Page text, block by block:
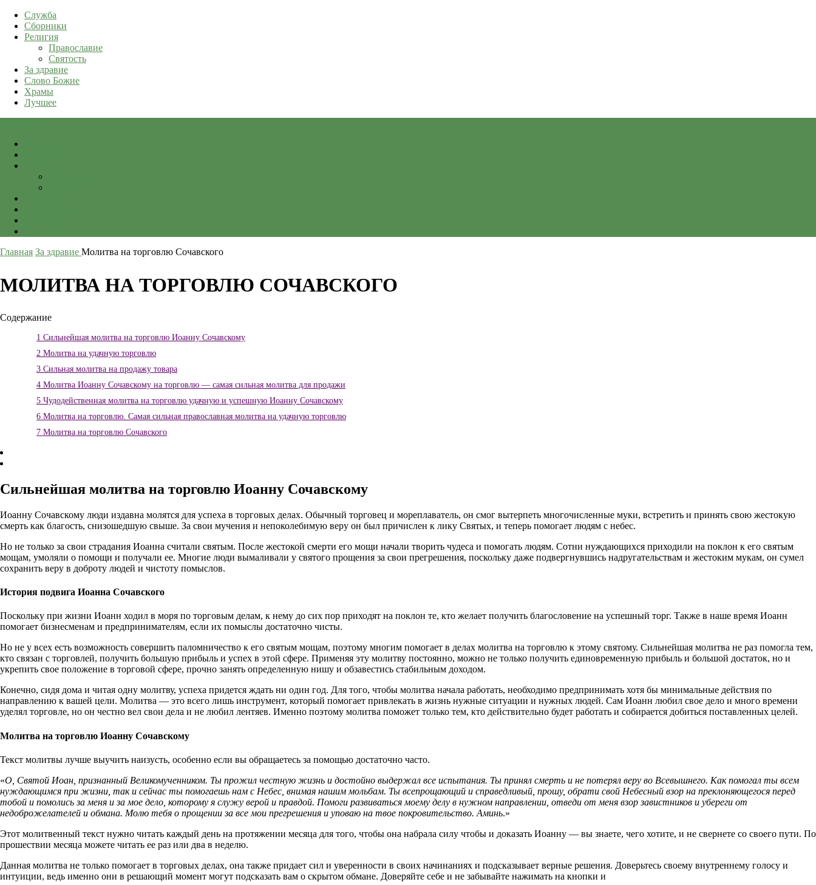
Служба
Сборники
Религия
Православие
Святость
За здравие
Слово Божие
Храмы
Лучшее
Главная За здравие Молитва на торговлю Сочавского
МОЛИТВА НА ТОРГОВЛЮ СОЧАВСКОГО
Содержание
1 Сильнейшая молитва на торговлю Иоанну Сочавскому
2 Молитва на удачную торговлю
3 Сильная молитва на продажу товара
4 Молитва Иоанну Сочавскому на торговлю — самая сильная молитва для продажи
5 Чудодейственная молитва на торговлю удачную и успешную Иоанну Сочавскому
6 Молитва на торговлю. Самая сильная православная молитва на удачную торговлю
7 Молитва на торговлю Сочавского
Сильнейшая молитва на торговлю Иоанну Сочавскому
Иоанну Сочавскому люди издавна молятся для успеха в торговых делах. Обычный торговец и мореплаватель, он смог вытерпеть многочисленные муки, встретить и принять свою жестокую
смерть как благость, снизошедшую свыше. За свои мучения и непоколебимую веру он был причислен к лику Святых, и теперь помогает людям с небес.
Но не только за свои страдания Иоанна считали святым. После жестокой смерти его мощи начали творить чудеса и помогать людям. Сотни нуждающихся приходили на поклон к его святым
мощам, умоляли о помощи и получали ее. Многие люди вымаливали у святого прощения за свои прегрешения, поскольку даже подвергнувшись надругательствам и жестоким мукам, он сумел
сохранить веру в доброту людей и чистоту помыслов.
История подвига Иоанна Сочавского
Поскольку при жизни Иоанн ходил в моря по торговым делам, к нему до сих пор приходят на поклон те, кто желает получить благословение на успешный торг. Также в наше время Иоанн
помогает бизнесменам и предпринимателям, если их помыслы достаточно чисты.
Но не у всех есть возможность совершить паломничество к его святым мощам, поэтому многим помогает в делах молитва на торговлю к этому святому. Сильнейшая молитва не раз помогла тем,
кто связан с торговлей, получить большую прибыль и успех в этой сфере. Применяя эту молитву постоянно, можно не только получить единовременную прибыль и большой достаток, но и
укрепить свое положение в торговой сфере, прочно занять определенную нишу и обзавестись стабильным доходом.
Конечно, сидя дома и читая одну молитву, успеха придется ждать ни один год. Для того, чтобы молитва начала работать, необходимо предпринимать хотя бы минимальные действия по
направлению к вашей цели. Молитва — это всего лишь инструмент, который помогает привлекать в жизнь нужные ситуации и нужных людей. Сам Иоанн любил свое дело и много времени
уделял торговле, но он честно вел свои дела и не любил лентяев. Именно поэтому молитва поможет только тем, кто действительно будет работать и собирается добиться поставленных целей.
Молитва на торговлю Иоанну Сочавскому
Текст молитвы лучше выучить наизусть, особенно если вы обращаетесь за помощью достаточно часто.
«О, Святой Иоан, признанный Великомученником. Ты прожил честную жизнь и достойно выдержал все испытания. Ты принял смерть и не потерял веру во Всевышнего. Как помогал ты всем
нуждающимся при жизни, так и сейчас ты помогаешь нам с Небес, внимая нашим мольбам. Ты всепрощающий и справедливый, прошу, обрати свой Небесный взор на преклоняющегося перед
тобой и помолись за меня и за мое дело, которому я служу верой и правдой. Помоги развиваться моему делу в нужном направлении, отведи от меня взор завистников и убереги от
недоброжелателей и обмана. Молю тебя о прощении за все мои прегрешения и уповаю на твое покровительство. Аминь.»
Этот молитвенный текст нужно читать каждый день на протяжении месяца для того, чтобы она набрала силу чтобы и доказать Иоанну — вы знаете, чего хотите, и не свернете со своего пути. По
прошествии месяца можете читать ее раз или два в неделю.
Данная молитва не только помогает в торговых делах, она также придает сил и уверенности в своих начинаниях и подсказывает верные решения. Доверьтесь своему внутреннему голосу и
интуиции, ведь именно они в решающий момент могут подсказать вам о скрытом обмане. Доверяйте себе и не забывайте нажимать на кнопки и